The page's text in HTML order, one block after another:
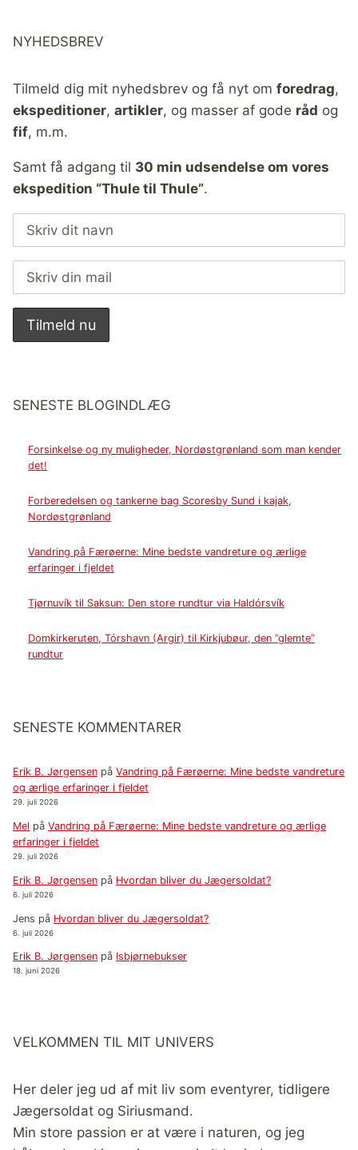
NYHEDSBREV
Tilmeld dig mit nyhedsbrev og få nyt om foredrag,
ekspeditioner, artikler, og masser af gode råd og
fif, m.m.
Samt få adgang til 30 min udsendelse om vores
ekspedition “Thule til Thule”.
SENESTE BLOGINDLÆG
Forsinkelse og ny muligheder, Nordøstgrønland som man kender
det!
Forberedelsen og tankerne bag Scoresby Sund i kajak,
Nordøstgrønland
Vandring på Færøerne: Mine bedste vandreture og ærlige
erfaringer i fjeldet
Tjørnuvík til Saksun: Den store rundtur via Haldórsvík
Domkirkeruten, Tórshavn (Argir) til Kirkjubøur, den ”glemte”
rundtur
SENESTE KOMMENTARER
Erik B. Jørgensen på Vandring på Færøerne: Mine bedste vandreture
og ærlige erfaringer i fjeldet
29. juli 2026
Mel på Vandring på Færøerne: Mine bedste vandreture og ærlige
erfaringer i fjeldet
29. juli 2026
Erik B. Jørgensen på Hvordan bliver du Jægersoldat?
6. juli 2026
Jens på Hvordan bliver du Jægersoldat?
6. juli 2026
Erik B. Jørgensen på Isbjørnebukser
18. juni 2026
VELKOMMEN TIL MIT UNIVERS
Her deler jeg ud af mit liv som eventyrer, tidligere
Jægersoldat og Siriusmand.
Min store passion er at være i naturen, og jeg